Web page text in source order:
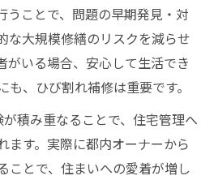
うことで、問題の早期発見・対
な大規模修繕のリスクを減らせ
がいる場合、安心して生活でき
、ひび割れ補修は重要です。
積み重なることで、住宅管理へ
ます。実際に都内オーナーから
ことで、住まいへの愛着が増し